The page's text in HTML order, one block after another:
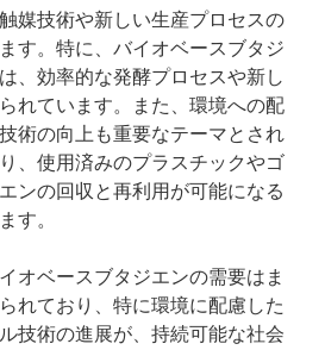
媒技術や新しい生産プロセスの
す。特に、バイオベースブタジ
、効率的な発酵プロセスや新し
れています。また、環境への配
術の向上も重要なテーマとされ
、使用済みのプラスチックやゴ
ンの回収と再利用が可能になる
す。
オベースブタジエンの需要はま
れており、特に環境に配慮した
技術の進展が、持続可能な社会